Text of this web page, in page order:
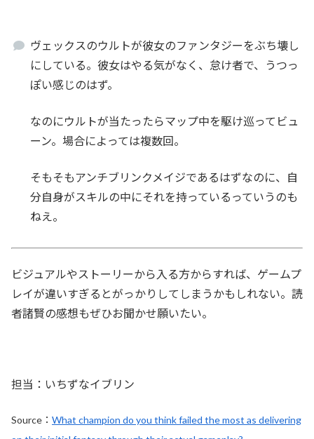
ヴェックスのウルトが彼女のファンタジーをぶち壊し
にしている。彼女はやる気がなく、怠け者で、うつっ
ぽい感じのはず。
なのにウルトが当たったらマップ中を駆け巡ってビュ
ーン。場合によっては複数回。
そもそもアンチブリンクメイジであるはずなのに、自
分自身がスキルの中にそれを持っているっていうのも
ねえ。
ビジュアルやストーリーから入る方からすれば、ゲームプ
レイが違いすぎるとがっかりしてしまうかもしれない。読
者諸賢の感想もぜひお聞かせ願いたい。
担当：いちずなイブリン
Source： What champion do you think failed the most as delivering